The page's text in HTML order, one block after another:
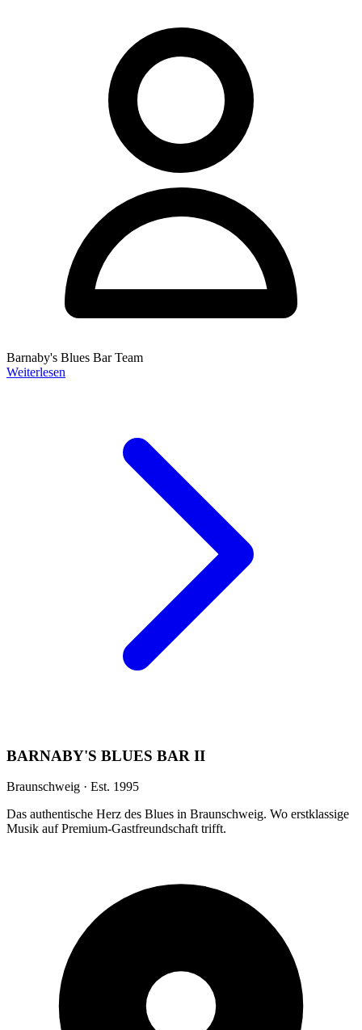
Barnaby's Blues Bar Team
Weiterlesen
BARNABY'S BLUES BAR II
Braunschweig · Est. 1995
Das authentische Herz des Blues in Braunschweig. Wo erstklassige
Musik auf Premium-Gastfreundschaft trifft.